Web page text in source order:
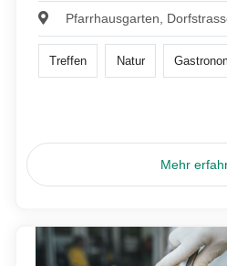
Pfarrhausgarten,
Treffen Natur
Mehr